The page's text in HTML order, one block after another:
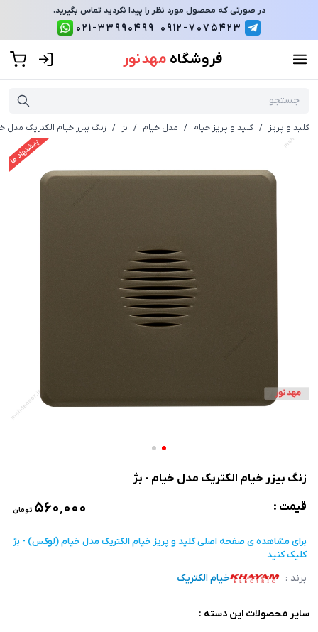
در صورتی که محصول مورد نظر را پیدا نکردید تماس بگیرید.
0912-7075423
021-33990499
فروشگاه مهد نور
کلید و پریز / کلید و پریز خیام / مدل خیام / بژ / زنگ بیزر خیام الکتریک مدل
پیشنهاد ما
زنگ بیزر خیام الکتریک مدل خیام - بژ
قیمت :
۵۶۰٬۰۰۰ تومان
برای مشاهده ی صفحه اصلیکلید و پریز خیام الکتریک مدل خیام (لوکس) - بژ
کلیک کنید
برند : خیام الکتریک
سایر محصولات این دسته :